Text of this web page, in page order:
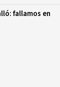
fallamos en